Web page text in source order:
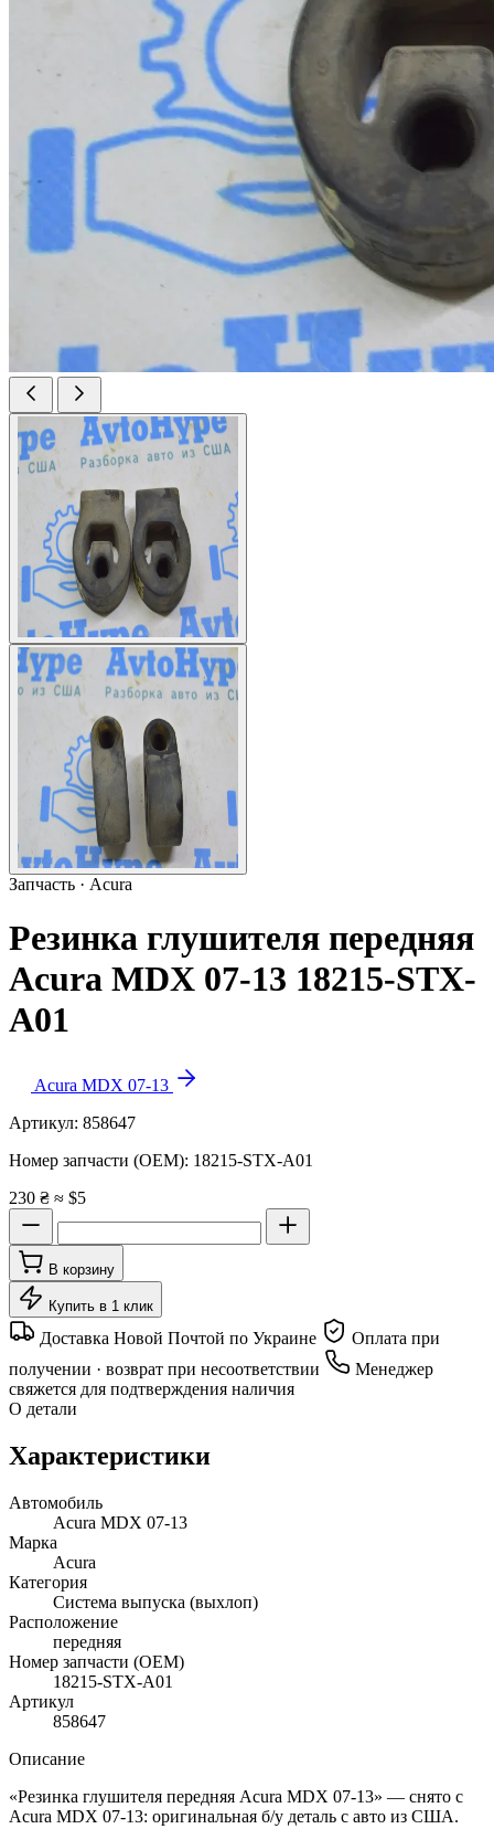
Запчасть · Acura
Резинка глушителя передняя
Acura MDX 07-13 18215-STX-
A01
Acura MDX 07-13
Артикул: 858647
Номер запчасти (OEM): 18215-STX-A01
230 ₴ ≈ $5
В корзину
Купить в 1 клик
Доставка Новой Почтой по Украине
Оплата при
получении · возврат при несоответствии
Менеджер
свяжется для подтверждения наличия
О детали
Характеристики
Автомобиль
Acura MDX 07-13
Марка
Acura
Категория
Система выпуска (выхлоп)
Расположение
передняя
Номер запчасти (OEM)
18215-STX-A01
Артикул
858647
Описание
«Резинка глушителя передняя Acura MDX 07-13» — снято с
Acura MDX 07-13: оригинальная б/у деталь с авто из США.